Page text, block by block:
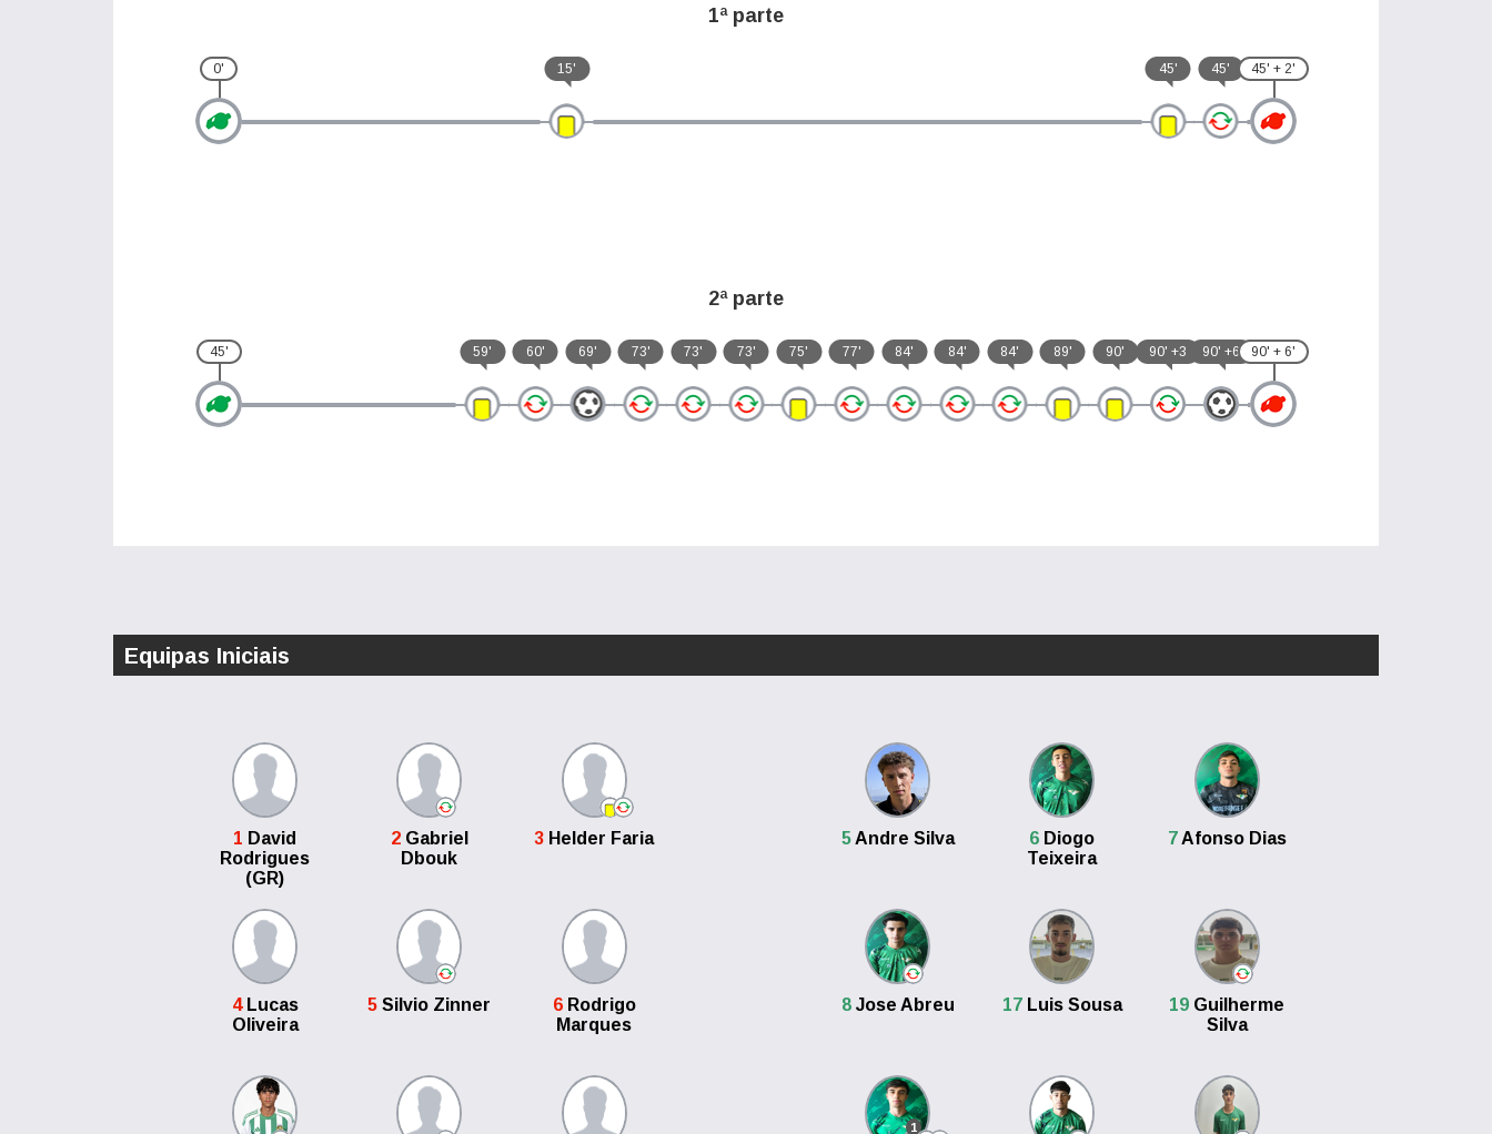
1ª parte
0' 15' 45' 45' 45' + 2'
2ª parte
45' 59' 60' 69' 73' 73' 73' 75' 77' 84' 84' 84' 89' 90' 90' +3 90' +6 90' + 6'
Equipas Iniciais
1 David
Rodrigues
(GR)
2Gabriel
Dbouk
3 Helder Faria
4Lucas
Oliveira
5 Silvio Zinner 6Rodrigo
Marques
5Andre Silva 6 Diogo
Teixeira
7Afonso Dias
8Jose Abreu 17Luis Sousa 19 Guilherme
Silva
1